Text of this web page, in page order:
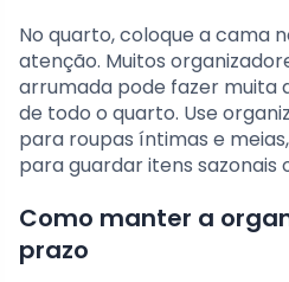
No quarto, coloque a cama
atenção. Muitos
arrumada pode fazer muita
de todo o quarto. Use
para roupas íntimas e
para guardar itens sazonais
Como manter a
prazo